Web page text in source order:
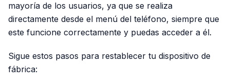
mayoría de los usuarios, ya que se realiza
directamente desde el menú del teléfono, siempre que
este funcione correctamente y puedas acceder a él.
Sigue estos pasos para restablecer tu dispositivo de
fábrica: